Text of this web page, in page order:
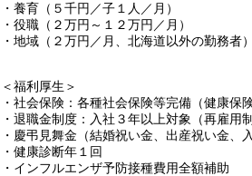
・養育（５千円／子１人／月）
・役職（２万円～１２万円／月）
・地域（２万円／月、北海道以外の勤務者）
＜福利厚生＞
・社会保険：各種社会保険等完備（健康
・退職金制度：入社３年以上対象（再雇
・慶弔見舞金（結婚祝い金、出産祝い金、
・健康診断年１回
・インフルエンザ予防接種費用全額補助